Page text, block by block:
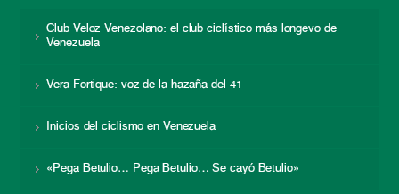
Club Veloz Venezolano: el club ciclístico más longevo de
Venezuela
Vera Fortique: voz de la hazaña del 41
Inicios del ciclismo en Venezuela
«Pega Betulio… Pega Betulio… Se cayó Betulio»